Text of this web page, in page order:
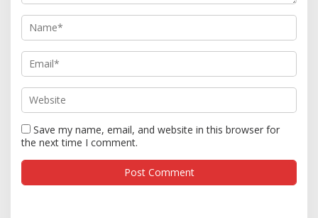
Save my name, email, and website in this browser for
the next time I comment.